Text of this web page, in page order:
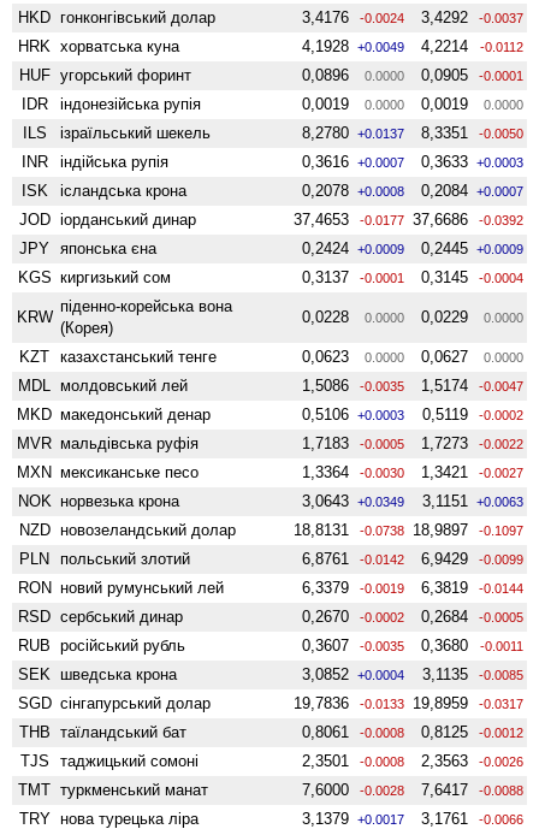
HKD гонконгівський долар 3,4176 -0.0024 3,4292 -0.0037
HRK хорватська куна 4,1928 +0.0049 4,2214 -0.0112
HUF угорський форинт 0,0896 0.0000 0,0905 -0.0001
IDR індонезійська рупія 0,0019 0.0000 0,0019 0.0000
ILS ізраїльський шекель 8,2780 +0.0137 8,3351 -0.0050
INR індійська рупія 0,3616 +0.0007 0,3633 +0.0003
ISK ісландська крона 0,2078 +0.0008 0,2084 +0.0007
JOD іорданський динар 37,4653 -0.0177 37,6686 -0.0392
JPY японська єна 0,2424 +0.0009 0,2445 +0.0009
KGS киргизький сом 0,3137 -0.0001 0,3145 -0.0004
KRW
піденно-корейська вона
(Корея)
0,0228 0.0000 0,0229 0.0000
KZT казахстанський тенге 0,0623 0.0000 0,0627 0.0000
MDL молдовський лей 1,5086 -0.0035 1,5174 -0.0047
MKD македонський денар 0,5106 +0.0003 0,5119 -0.0002
MVR мальдівська руфія 1,7183 -0.0005 1,7273 -0.0022
MXN мексиканське песо 1,3364 -0.0030 1,3421 -0.0027
NOK норвезька крона 3,0643 +0.0349 3,1151 +0.0063
NZD ново­зеландський долар 18,8131 -0.0738 18,9897 -0.1097
PLN польський злотий 6,8761 -0.0142 6,9429 -0.0099
RON новий румунський лей 6,3379 -0.0019 6,3819 -0.0144
RSD сербський динар 0,2670 -0.0002 0,2684 -0.0005
RUB російський рубль 0,3607 -0.0035 0,3680 -0.0011
SEK шведська крона 3,0852 +0.0004 3,1135 -0.0085
SGD сінгапурський долар 19,7836 -0.0133 19,8959 -0.0317
THB таїландський бат 0,8061 -0.0008 0,8125 -0.0012
TJS таджицький сомоні 2,3501 -0.0008 2,3563 -0.0026
TMT туркменський манат 7,6000 -0.0028 7,6417 -0.0088
TRY нова турецька ліра 3,1379 +0.0017 3,1761 -0.0066